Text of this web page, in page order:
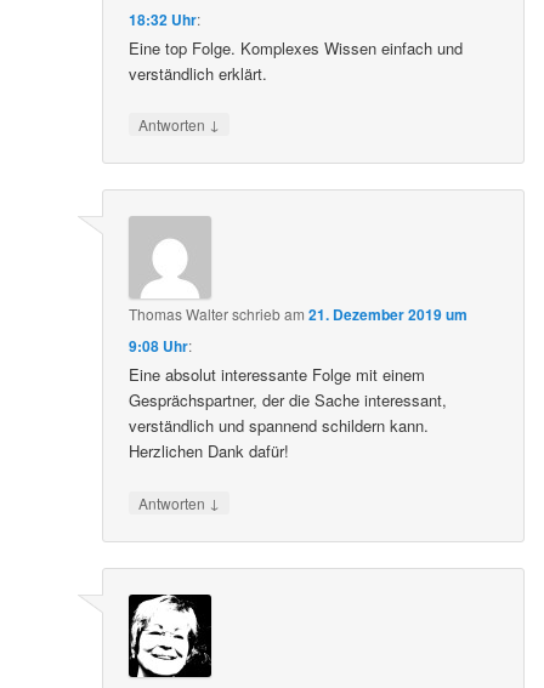
18:32 Uhr:
Eine top Folge. Komplexes Wissen einfach und
verständlich erklärt.
Antworten ↓
Thomas Walterschriebam21. Dezember 2019 um
9:08 Uhr:
Eine absolut interessante Folge mit einem
Gesprächspartner, der die Sache interessant,
verständlich und spannend schildern kann.
Herzlichen Dank dafür!
Antworten ↓